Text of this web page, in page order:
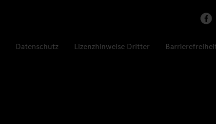
Datenschutz Lizenzhinweise Dritter